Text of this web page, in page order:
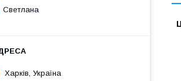
Светлана
Харків, Україна